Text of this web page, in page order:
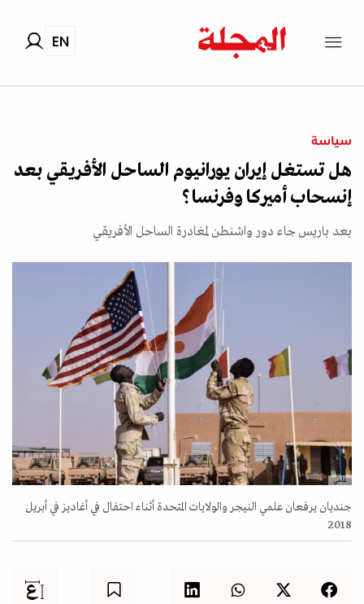
EN
سياسة
هل تستغل إيران يورانيوم الساحل الأفريقي بعد
إنسحاب أميركا وفرنسا؟
بعد باريس جاء دور واشنطن لمغادرة الساحل الأفريقي
علمي
جنديان يرفعان علمي النيجر والولايات المتحدة أثناء احتفال في أغاديز في أبريل
2018